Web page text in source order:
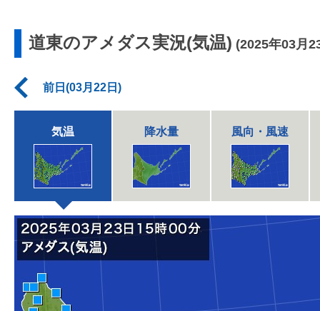
道東のアメダス実況(気温) (2025年03月
前日(03月22日)
気温 降水量 風向・風速